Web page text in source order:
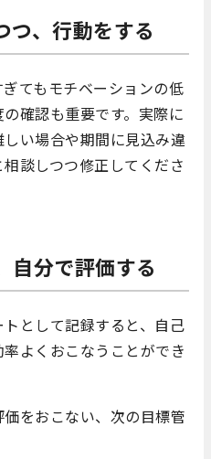
つ、行動をする
てもモチベーションの低
確認も重要です。実際に
い場合や期間に見込み違
談しつつ修正してくださ
自分で評価する
として記録すると、自己
よくおこなうことができ
をおこない、次の目標管